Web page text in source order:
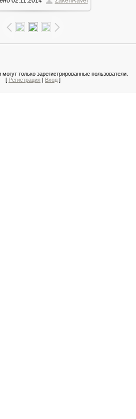
119.8Kb
только зарегистрированные пользователи.
[ Регистрация | Вход ]